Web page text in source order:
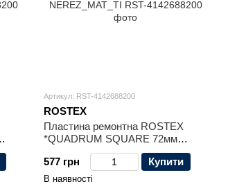
Артикул: RST-4142688200
ROSTEX
Пластина ремонтна ROSTEX
*QUADRUM SQUARE 72мм
Нерж.сталь_мат_титан_PVD
NEREZ_MAT_TI
577 грн Купити
В наявності